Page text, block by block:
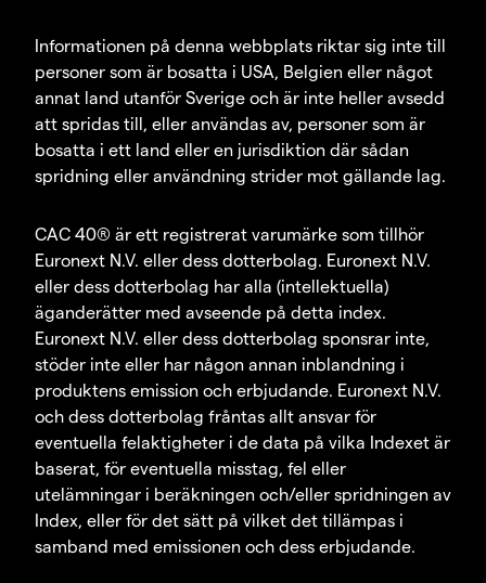
Informationen på denna webbplats riktar sig inte till
personer som är bosatta i USA, Belgien eller något
annat land utanför Sverige och är inte heller avsedd
att spridas till, eller användas av, personer som är
bosatta i ett land eller en jurisdiktion där sådan
spridning eller användning strider mot gällande lag.
CAC 40® är ett registrerat varumärke som tillhör
Euronext N.V. eller dess dotterbolag. Euronext N.V.
eller dess dotterbolag har alla (intellektuella)
äganderätter med avseende på detta index.
Euronext N.V. eller dess dotterbolag sponsrar inte,
stöder inte eller har någon annan inblandning i
produktens emission och erbjudande. Euronext N.V.
och dess dotterbolag fråntas allt ansvar för
eventuella felaktigheter i de data på vilka Indexet är
baserat, för eventuella misstag, fel eller
utelämningar i beräkningen och/eller spridningen av
Index, eller för det sätt på vilket det tillämpas i
samband med emissionen och dess erbjudande.